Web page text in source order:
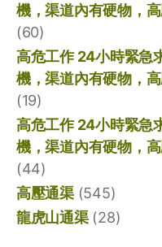
機，渠道內有硬物，
(60)
高危工作 24小時緊急
機，渠道內有硬物，
(19)
高危工作 24小時緊急
機，渠道內有硬物，
(44)
高壓通渠(545)
龍虎山通渠(28)